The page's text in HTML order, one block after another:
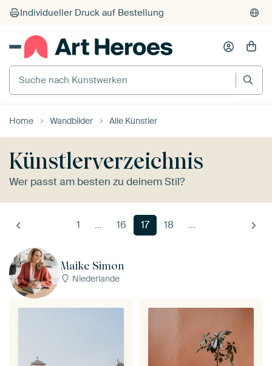
Suche nach Kunstwerken
Home Wandbilder Alle Künstler
Künstlerverzeichnis
Wer passt am besten zu deinem Stil?
1 … 16 17 18 …
Maike Simon
Niederlande